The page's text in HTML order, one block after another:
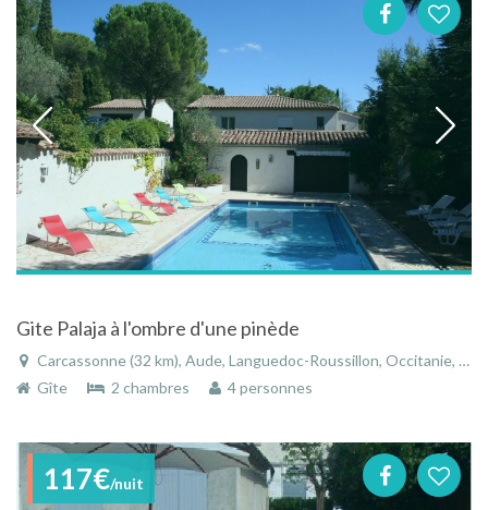
Gite Palaja à l'ombre d'une pinède
Carcassonne (32 km), Aude, Languedoc-Roussillon, Occitanie, France
Gîte
2 chambres 4 personnes
117€/nuit